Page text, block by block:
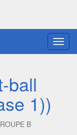
ball
1))
B